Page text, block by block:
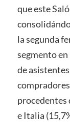
que este
la segunda
segmento
de
procedentes
e Italia